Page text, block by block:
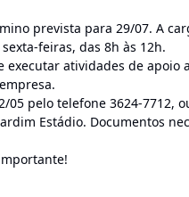
prevista para 29/07. A
feiras, das 8h às 12h.
atividades de apoio
pelo telefone 3624-7712,
Estádio. Documentos